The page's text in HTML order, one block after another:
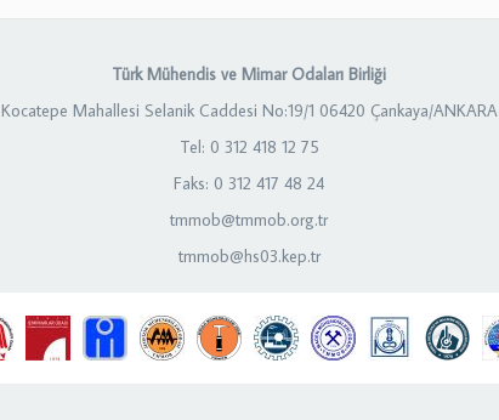
Türk Mühendis ve Mimar Odaları Birliği
Kocatepe Mahallesi Selanik Caddesi No:19/1 06420 Çankaya/ANKARA
Tel: 0 312 418 12 75
Faks: 0 312 417 48 24
tmmob@tmmob.org.tr
tmmob@hs03.kep.tr